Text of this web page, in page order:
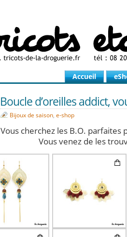
Accueil
Boucle d’oreilles addict,
Bijoux de saison, e-shop
Vous cherchez les B.O. parfaites
Vous venez de les